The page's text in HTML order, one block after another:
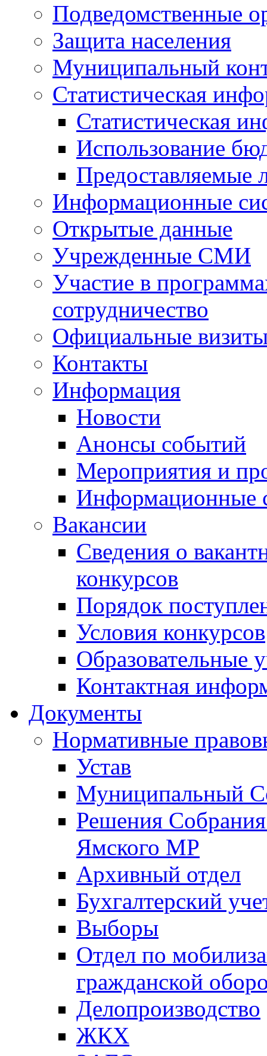
Подведомственные
Защита населения
Муниципальный
Статистическая
Статистическая
Использование
Предоставляемые
Информационные
Открытые данные
Учрежденные СМИ
Участие в
сотрудничество
Официальные
Контакты
Информация
Новости
Анонсы событий
Мероприятия и
Информационные
Вакансии
Сведения о
конкурсов
Порядок
Условия конкурсов
Образовательные
Контактная
Документы
Нормативные
Устав
Муниципальный
Решения
Ямского МР
Архивный отдел
Бухгалтерский
Выборы
Отдел по
гражданской
Делопроизводство
ЖКХ